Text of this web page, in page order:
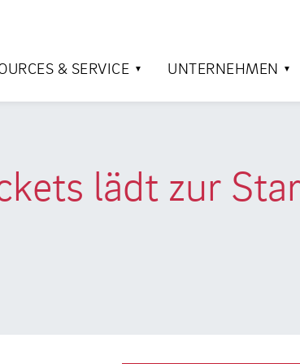
& SERVICE UNTERNEHMEN
lädt zur